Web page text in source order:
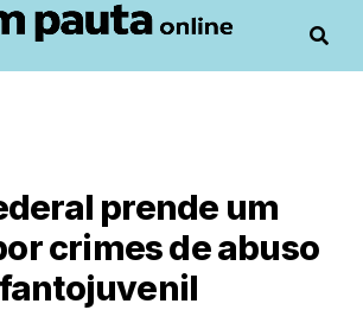
prende um
crimes de abuso